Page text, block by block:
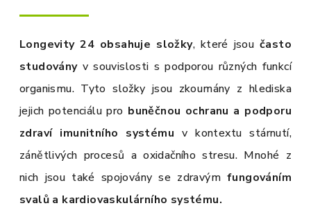
Longevity 24 obsahuje složky, které jsoučasto
studoványv souvislosti s podporou různých funkcí
organismu. Tyto složky jsou zkoumány z hlediska
jejich potenciálu pro buněčnou ochranu a podporu
zdraví imunitního systému v kontextu stárnutí,
zánětlivých procesů a oxidačního stresu. Mnohé z
nich jsou také spojovány se zdravým fungováním
svalů a kardiovaskulárního systému.